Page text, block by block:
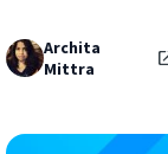
Archita
Mittra